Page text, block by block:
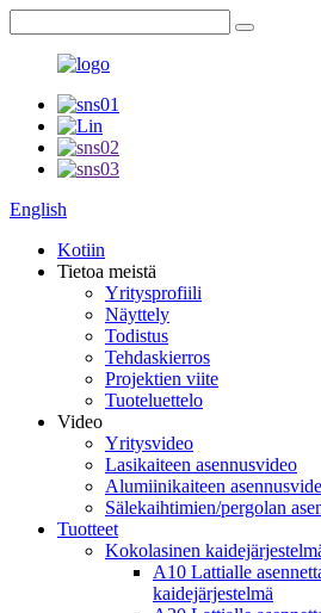
English
Kotiin
Tietoa meistä
Yritysprofiili
Näyttely
Todistus
Tehdaskierros
Projektien viite
Tuoteluettelo
Video
Yritysvideo
Lasikaiteen asennusvideo
Alumiinikaiteen
Sälekaihtimien/pergolan
Tuotteet
Kokolasinen
A10 Lattialle
kaidejärjestelmä